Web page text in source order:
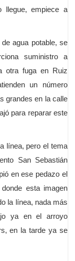
llegue, empiece a
agua potable, se
suministro a
otra fuga en Ruiz
un número
grandes en la calle
para reparar este
línea, pero el tema
San Sebastián
en ese pedazo el
esta imagen
la línea, nada más
ya en el arroyo
en la tarde ya se